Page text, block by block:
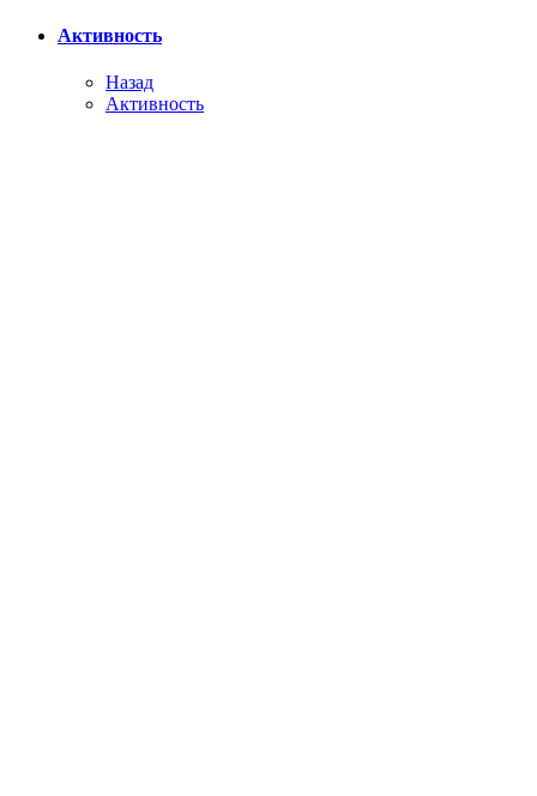
Активность
Назад
Активность